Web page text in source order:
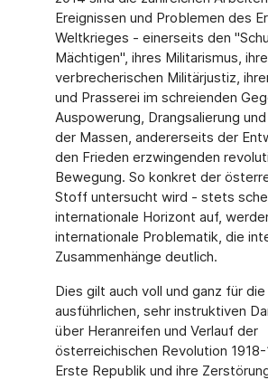
Ereignissen und Problemen des
Weltkrieges - einerseits den
Mächtigen", ihres Militarismus,
verbrecherischen Militärjustiz,
und Prasserei im schreienden
Auspowerung, Drangsalierung
der Massen, andererseits der
den Frieden erzwingenden
Bewegung. So konkret der
Stoff untersucht wird - stets
internationale Horizont auf,
internationale Problematik, die
Zusammenhänge deutlich.
Dies gilt auch voll und ganz für die
ausführlichen, sehr instruktiven
über Heranreifen und Verlauf der
österreichischen Revolution
Erste Republik und ihre